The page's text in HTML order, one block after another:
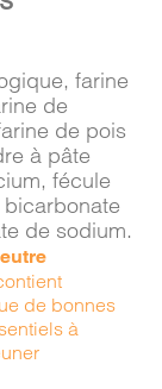
farine
de
de pois
à pâte
fécule
de sodium.
de bonnes
à